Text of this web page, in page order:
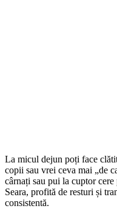
La micul dejun poți face
copii sau vrei ceva mai „de
cârnați sau pui la cuptor
Seara, profită de resturi și
consistentă.